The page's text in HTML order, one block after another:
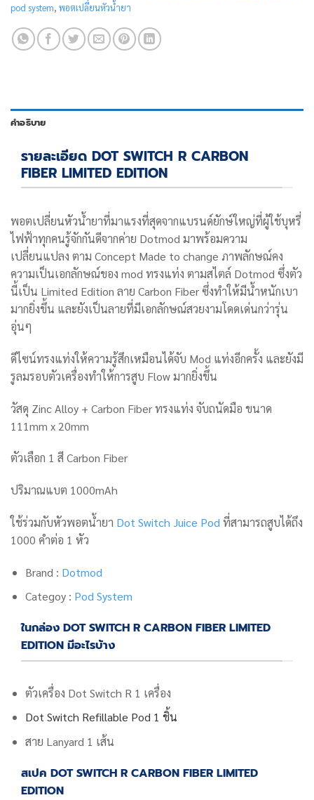
pod system, พอตเปลี่ยนหัวน้ำยา
คำอธิบาย
รายละเอียด DOT SWITCH R CARBON
FIBER LIMITED EDITION
พอตเปลี่ยนหัวน้ำยาที่มาแรงที่สุดจากแบรนด์ยักษ์ใหญ่ที่ผู้ใช้บุหรี่
ไฟฟ้าทุกคนรู้จักกันดีจากค่าย Dotmod มาพร้อมความ
เปลี่ยนแปลง ตาม Concept Made to change ภาพลักษณ์คง
ความเป็นเอกลักษณ์ของ mod ทรงแท่ง ตามสไตล์ Dotmod ซึ่งตัว
นี้เป็น Limited Edition ลาย Carbon Fiber ซึ่งทำให้มีน้ำหนักเบา
มากยิ่งขึ้น และยังเป็นลายที่มีเอกลักษณ์สวยงามโดดเด่นกว่ารุ่น
อุ่นๆ
ดีไซน์ทรงแท่งให้ความรู้สึกเหมือนได้จับ Mod แท่งอีกครั้ง และยังมี
รูลมรอบตัวเครื่องทำให้การสูบ Flow มากยิ่งขึ้น
วัสดุ Zinc Alloy + Carbon Fiber ทรงแท่ง จับถนัดมือ ขนาด
111mm x 20mm
ตัวเลือก 1 สีCarbon Fiber
ปริมาณแบต 1000mAh
ใช้ร่วมกับหัวพอตน้ำยา Dot Switch Juice Pod ที่สามารถสูบได้ถึง
1000 คำต่อ 1 หัว
Brand : Dotmod
Categoy : Pod System
ในกล่อง DOT SWITCH R CARBON FIBER LIMITED
EDITION มีอะไรบ้าง
ตัวเครื่อง Dot Switch R 1 เครื่อง
Dot Switch Refillable Pod 1 ชิ้น
สาย Lanyard 1 เส้น
สเปค DOT SWITCH R CARBON FIBER LIMITED
EDITION